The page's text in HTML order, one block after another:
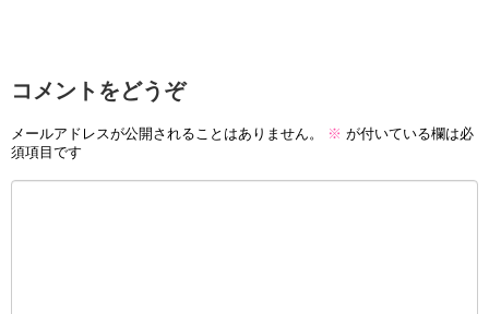
コメントをどうぞ
メールアドレスが公開されることはありません。 ※ が付いている欄は必
須項目です